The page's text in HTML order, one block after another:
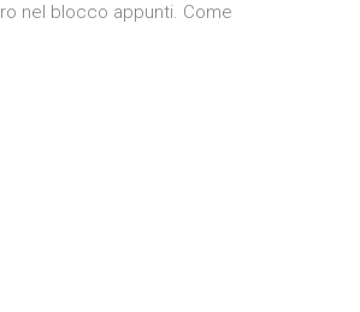
nel blocco appunti. Come